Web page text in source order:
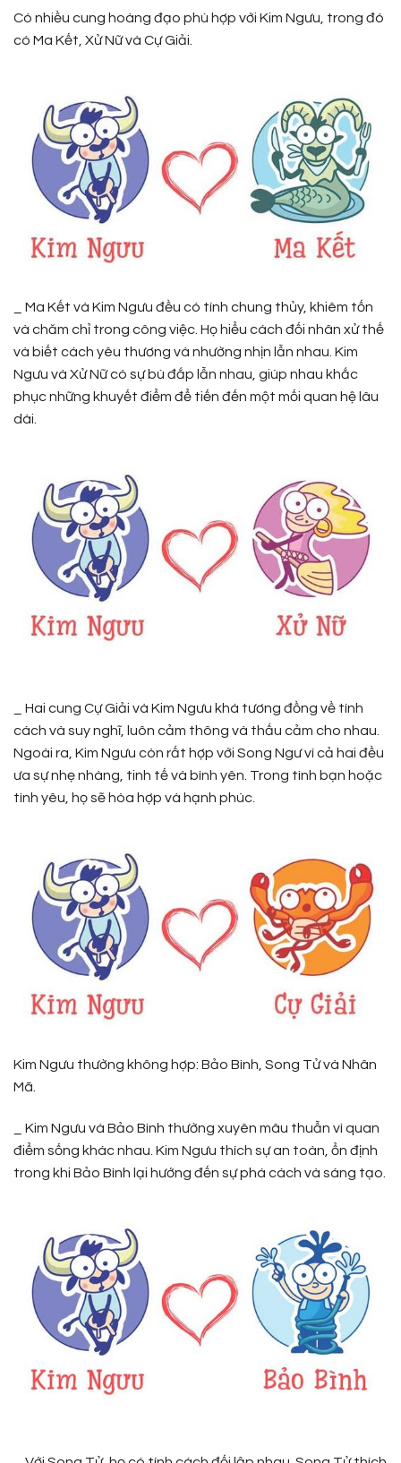
Có nhiều cung hoàng đạo phù hợp với Kim Ngưu, trong đó
có Ma Kết, Xử Nữ và Cự Giải.
_ Ma Kết và Kim Ngưu đều có tính chung thủy, khiêm tốn
và chăm chỉ trong công việc. Họ hiểu cách đối nhân xử thế
và biết cách yêu thương và nhường nhịn lẫn nhau. Kim
Ngưu và Xử Nữ có sự bù đắp lẫn nhau, giúp nhau khắc
phục những khuyết điểm để tiến đến một mối quan hệ lâu
dài.
_ Hai cung Cự Giải và Kim Ngưu khá tương đồng về tính
cách và suy nghĩ, luôn cảm thông và thấu cảm cho nhau.
Ngoài ra, Kim Ngưu còn rất hợp với Song Ngư vì cả hai đều
ưa sự nhẹ nhàng, tinh tế và bình yên. Trong tình bạn hoặc
tình yêu, họ sẽ hòa hợp và hạnh phúc.
Kim Ngưu thường không hợp: Bảo Bình, Song Tử và Nhân
Mã.
_ Kim Ngưu và Bảo Bình thường xuyên mâu thuẫn vì quan
điểm sống khác nhau. Kim Ngưu thích sự an toàn, ổn định
trong khi Bảo Bình lại hướng đến sự phá cách và sáng tạo.